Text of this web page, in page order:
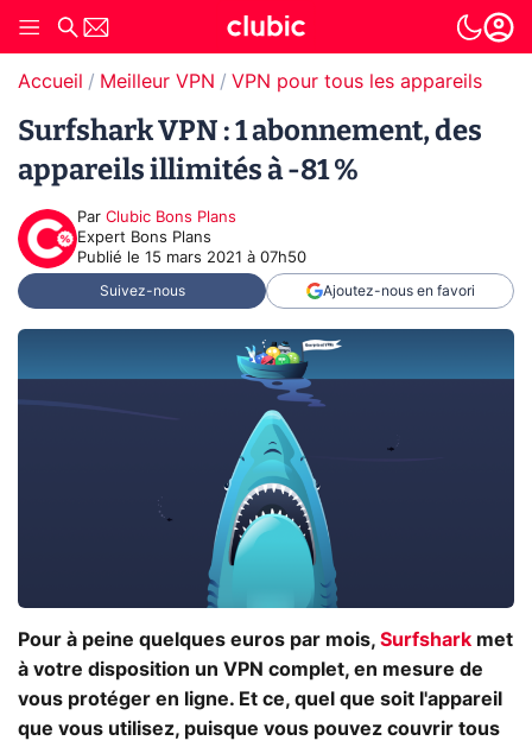
Accueil Meilleur VPN VPN pour tous les appareils
Surfshark VPN : 1 abonnement, des
appareils illimités à -81 %
Par Clubic Bons Plans
Expert Bons Plans
Publié le 15 mars 2021 à 07h50
Suivez-nous Ajoutez-nous en favori
Pour à peine quelques euros par mois, Surfshark met
à votre disposition un VPN complet, en mesure de
vous protéger en ligne. Et ce, quel que soit l'appareil
que vous utilisez, puisque vous pouvez couvrir tous